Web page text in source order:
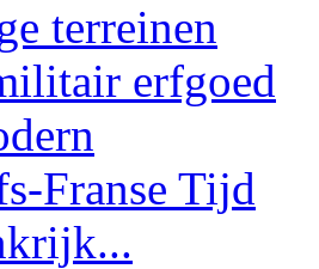
terreinen
erfgoed
Franse Tijd